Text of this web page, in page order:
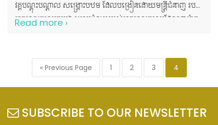
វគ្គបណ្តុះបណ្តាល សង្រ្គោះបឋម ដែលបង្រៀនដោយមន្ត្រីជំនាញ របស់
កាកបាទក្រហមកម្ពុជា ក្រោមជំនួយរបស់កាកបាទក្រហមដែនណាម៉ាក
Read more ›
« Previous Page 1 2 3 4
SUBSCRIBE TO OUR NEWSLETTER